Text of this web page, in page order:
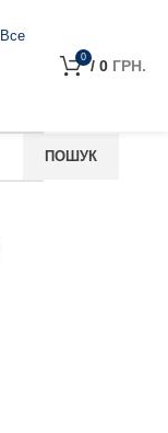
Все
0 / 0 ГРН.